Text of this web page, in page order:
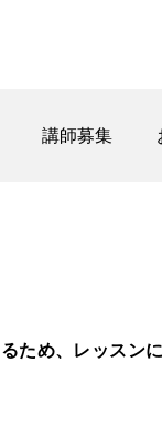
講師募集
ため、レッスン